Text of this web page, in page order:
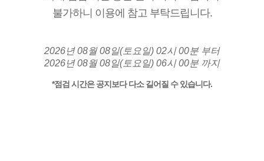
불가하니 이용에 참고 부탁드립니다.
2026년 08월 08일(토요일) 02시 00분 부터
2026년 08월 08일(토요일) 06시 00분 까지
*점검 시간은 공지보다 다소 길어질 수 있습니다.